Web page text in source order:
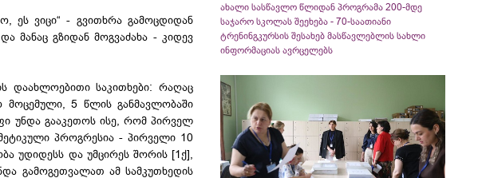
ეს ვიცი“ - გვითხრა გამოცდიდან
მანაც გზიდან მოგვაძახა - კიდევ
დაახლოებითი საკითხები: რაღაც
5 წლის განმავლობაში
უნდა გააკეთოს ისე, რომ პირველ
პროგრესია - პირველი 10
უდიდესს და უმცირეს შორის [1ქ],
გამოგეთვალათ ამ სამკუთხედის
ახალი სასწავლო წლიდან პროგრამა 200-მდე
საჯარო სკოლას შეეხება - 70-საათიანი
ტრენინგკურსის შესახებ მასწავლებლის სახლი
ინფორმაციას ავრცელებს